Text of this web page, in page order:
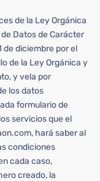
de la Ley Orgánica
Datos de Carácter
de diciembre por el
de la Ley Orgánica y
y vela por
los datos
formulario de
servicios que el
hará saber al
condiciones
cada caso,
creado, la